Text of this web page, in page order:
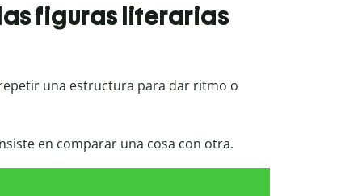
figuras literarias
una estructura para dar ritmo o
en comparar una cosa con otra.